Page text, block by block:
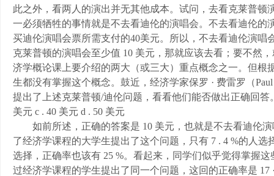
此之外，看两人的演出并无其他成本。试问，去看克莱普
一必须牺牲的事情就是不去看迪伦的演唱会。不去看迪伦的
买迪伦演唱会票所需支付的40美元。所以，不去看迪伦演唱
克莱普顿的演唱会至少值 10 美元，那就应该去看；要不然
济学概论课上要介绍的两大（或三大）重点概念之一。但
生都没有掌握这个概念。鼓近，经济学家保罗 · 费雷罗（
提出了上述克莱普顿/迪伦问题，看看他们能否做出正确回答
美元 c . 40 美元 d . 50 美元
如前所述，正确的答案是 10 美元，也就是不去看迪伦演
了经济学课程的大学生提出了这个问题，只有 7 . 4 %的人
选择，正确率也该有 25 %。看起来，同学们似乎觉得掌握
过经济学课程的学生提出了同一个问题，这回的正确率是